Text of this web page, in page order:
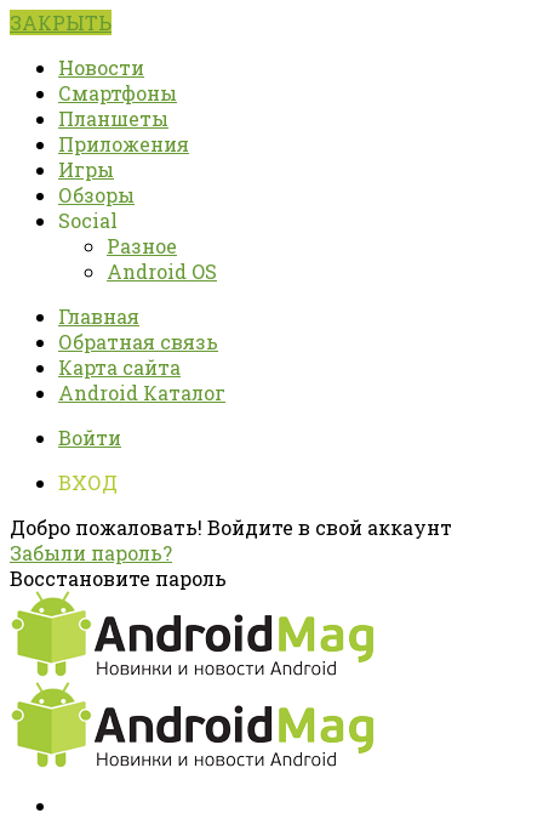
ЗАКРЫТЬ
Новости
Смартфоны
Планшеты
Приложения
Игры
Обзоры
Social
Разное
Android OS
Главная
Обратная связь
Карта сайта
Android Каталог
Войти
ВХОД
Добро пожаловать! Войдите в свой аккаунт
Забыли пароль?
Восстановите пароль